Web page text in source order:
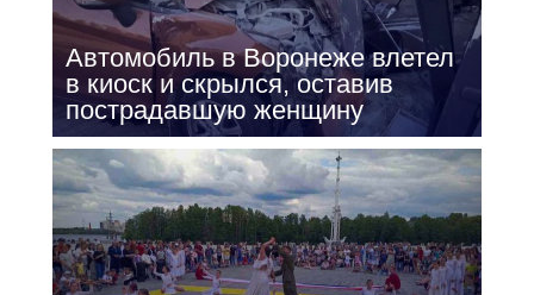
Автомобиль в Воронеже влетел
в киоск и скрылся, оставив
пострадавшую женщину